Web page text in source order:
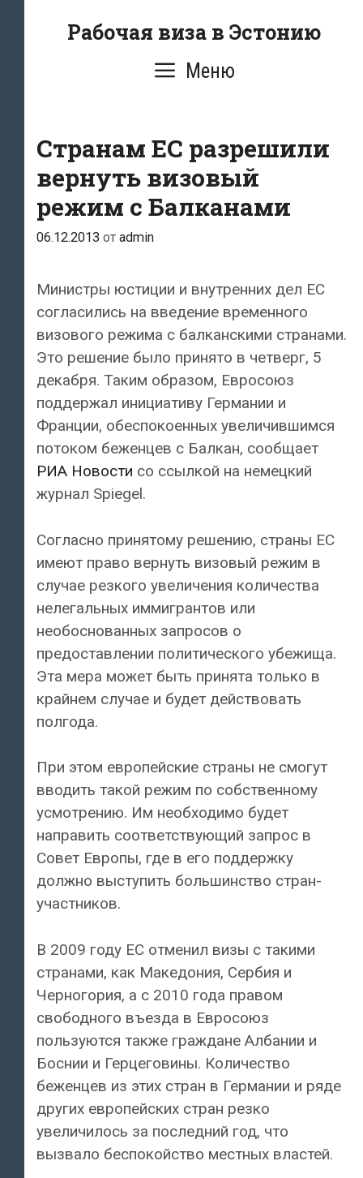
Рабочая виза в Эстонию
Меню
Странам ЕС разрешили
вернуть визовый
режим с Балканами
06.12.2013 от admin
Министры юстиции и внутренних дел ЕС
согласились на введение временного
визового режима с балканскими странами.
Это решение было принято в четверг, 5
декабря. Таким образом, Евросоюз
поддержал инициативу Германии и
Франции, обеспокоенных увеличившимся
потоком беженцев с Балкан, сообщает
РИА Новости со ссылкой на немецкий
журнал Spiegel.
Согласно принятому решению, страны ЕС
имеют право вернуть визовый режим в
случае резкого увеличения количества
нелегальных иммигрантов или
необоснованных запросов о
предоставлении политического убежища.
Эта мера может быть принята только в
крайнем случае и будет действовать
полгода.
При этом европейские страны не смогут
вводить такой режим по собственному
усмотрению. Им необходимо будет
направить соответствующий запрос в
Совет Европы, где в его поддержку
должно выступить большинство стран-
участников.
В 2009 году ЕС отменил визы с такими
странами, как Македония, Сербия и
Черногория, а с 2010 года правом
свободного въезда в Евросоюз
пользуются также граждане Албании и
Боснии и Герцеговины. Количество
беженцев из этих стран в Германии и ряде
других европейских стран резко
увеличилось за последний год, что
вызвало беспокойство местных властей.